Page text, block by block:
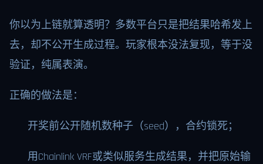
你以为上链就算透明？多数平台只是把结果哈希发上
去，却不公开生成过程。玩家根本没法复现，等于没
验证，纯属表演。
正确的做法是：
开奖前公开随机数种子（seed），合约锁死；
用Chainlink VRF或类似服务生成结果，并把原始输